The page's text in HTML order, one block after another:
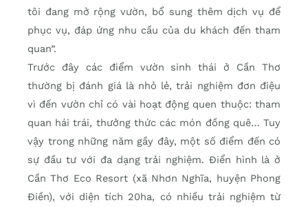
tôi đang mở rộng vườn, bổ sung thêm dịch vụ để
phục vụ, đáp ứng nhu cầu của du khách đến tham
quan”.
Trước đây các điểm vườn sinh thái ở Cần Thơ
thường bị đánh giá là nhỏ lẻ, trải nghiệm đơn điệu
vì đến vườn chỉ có vài hoạt động quen thuộc: tham
quan hái trái, thưởng thức các món đồng quê… Tuy
vậy trong những năm gầy đây, một số điểm đến có
sự đầu tư với đa dạng trải nghiệm. Ðiển hình là ở
Cần Thơ Eco Resort (xã Nhơn Nghĩa, huyện Phong
Ðiền), với diện tích 20ha, có nhiều trải nghiệm từ